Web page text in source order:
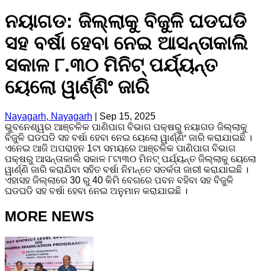
ନୟାଗଡ: ଜିଲ୍ଲାକୁ ବିଜୁଳି ଘଡଘଡି
ସହ ବର୍ଷା ହେବା ନେଇ ଆସନ୍ତାକାଲି
ସକାଳ ୮.୩୦ ମିନିଟ୍ ପର୍ଯ୍ୟନ୍ତ
ୟେଲୋ ୱାର୍ଣ୍ଣିଂ ଜାରି
Nayagarh, Nayagarh
Sep 15, 2025
ଭୁବନେଶ୍ୱର ଆଞ୍ଚଳିକ ପାଣିପାଗ ବିଭାଗ ପକ୍ଷରୁ ନୟାଗଡ ଜିଲ୍ଲାକୁ
ବିଜୁଳି ଘଡଘଡି ସହ ବର୍ଷା ହେବା ନେଇ ୟେଲୋ ୱାର୍ଣ୍ଣିଂ ଜାରି କରାଯାଇଛି ।
ଏନେଇ ଆଜି ଅପରାହ୍ନ 1ଟା ସମୟରେ ଆଞ୍ଚଳିକ ପାଣିପାଗ ବିଭାଗ
ପକ୍ଷରୁ ଆସନ୍ତାକାଲି ସକାଳ ୮ଟା୩୦ ମିନଟ୍ ପର୍ଯ୍ୟନ୍ତ ଜିଲ୍ଲାକୁ ୟେଲୋ
ୱାର୍ଣ୍ଣି ଜାରି କରାଯିବା ସହିତ ବର୍ଷା ନିମନ୍ତେ ସତର୍କତା ଜାରୀ କରାଯାଇଛି ।
ଏହାସହ ଜିଲ୍ଲାରେ 30 ରୁ 40 କିମି ବେଗରେ ପବନ ବହିବା ସହ ବିଜୁଳି
ଘଡଘଡି ସହ ବର୍ଷା ହେବା ନେଇ ଅନୁମାନ କରାଯାଇଛି ।
MORE NEWS